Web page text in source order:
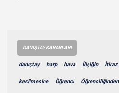
DANIŞTAY KARARLARI
danıştay harp hava İlişiğin İtiraz
kesilmesine Öğrenci Öğrenciliğinden